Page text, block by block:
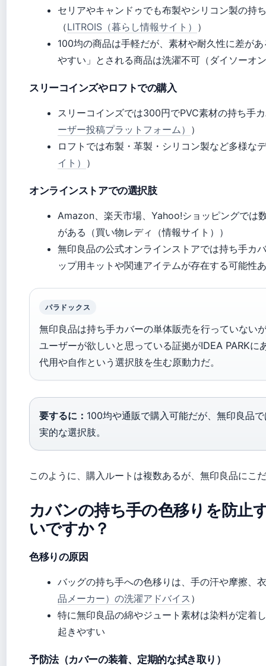
セリアやキャンドゥでも布製やシリコン製の持
（LITROIS（暮らし情報サイト） ）
100均の商品は手軽だが、素材や耐久性に差が
やすい」とされる商品は洗濯不可（ダイソーオ
スリーコインズやロフトでの購入
スリーコインズでは300円でPVC素材の持ち手
ーザー投稿プラットフォーム） ）
ロフトでは布製・革製・シリコン製など多様な
イト） ）
オンラインストアでの選択肢
Amazon、楽天市場、Yahoo!ショッピングでは
がある（買い物レディ（情報サイト））
無印良品の公式オンラインストアでは持ち手カ
ップ用キットや関連アイテムが存在する可能性
パラドックス
無印良品は持ち手カバーの単体販売を行っていない
ユーザーが欲しいと思っている証拠がIDEA PARKに
代用や自作という選択肢を生む原動力だ。
要するに： 100均や通販で購入可能だが、無印良品
実的な選択肢。
このように、購入ルートは複数あるが、無印良品にこ
カバンの持ち手の色移りを防止
いですか？
色移りの原因
バッグの持ち手への色移りは、手の汗や摩擦、
品メーカー）の洗濯アドバイス ）
特に無印良品の綿やジュート素材は染料が定着
起きやすい
予防法（カバーの装着、定期的な拭き取り）